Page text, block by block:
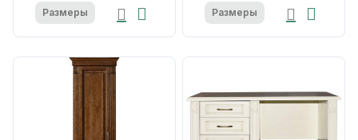
Размеры Размеры